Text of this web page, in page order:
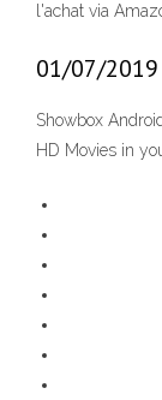
l'achat via
01/07/2019
Showbox
HD Movies in